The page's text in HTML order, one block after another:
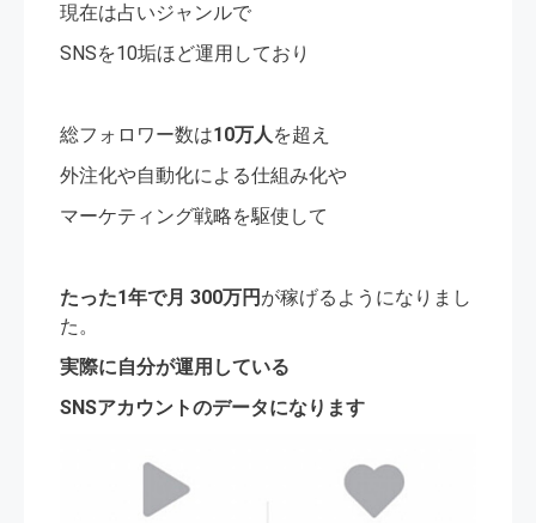
現在は占いジャンルで
SNSを10垢ほど運用しており
総フォロワー数は10万人を超え
外注化や自動化による仕組み化や
マーケティング戦略を駆使して
たった1年で月 300万円 が稼げるようになりまし
た。
実際に自分が運用している
SNSアカウントのデータになります